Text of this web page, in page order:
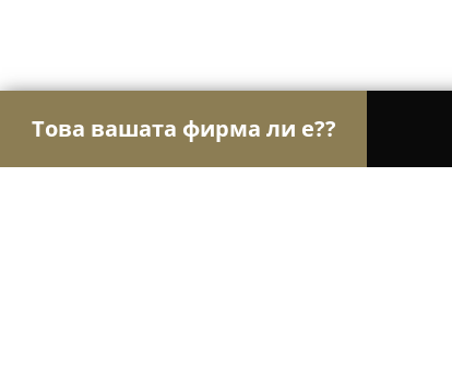
Това вашата фирма ли е??